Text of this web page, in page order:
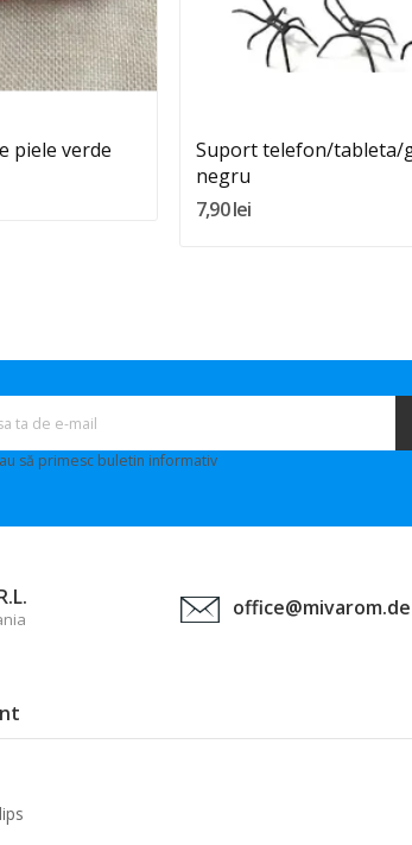
piele verde
Quantity:
Adauga In Cos
Suport telefon/tableta/
negru
7,90 lei
să primesc buletin informativ
office@mivarom.de